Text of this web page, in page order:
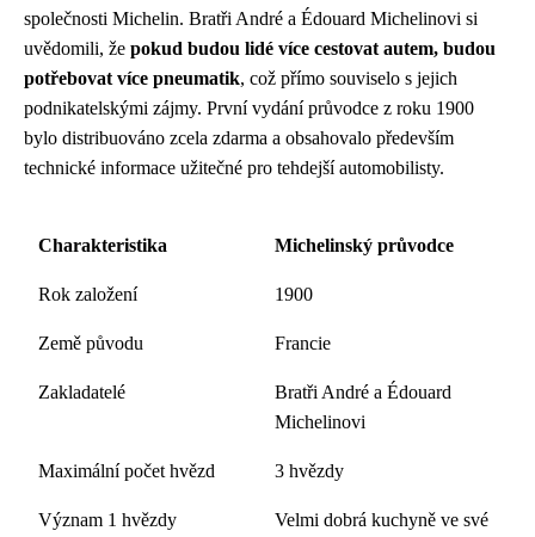
společnosti Michelin. Bratři André a Édouard Michelinovi si
uvědomili, že pokud budou lidé více cestovat autem, budou
potřebovat více pneumatik, což přímo souviselo s jejich
podnikatelskými zájmy. První vydání průvodce z roku 1900
bylo distribuováno zcela zdarma a obsahovalo především
technické informace užitečné pro tehdejší automobilisty.
Charakteristika Michelinský průvodce
Rok založení 1900
Země původu Francie
Zakladatelé
Bratři André a Édouard
Michelinovi
Maximální počet hvězd 3 hvězdy
Význam 1 hvězdy
Velmi dobrá kuchyně ve své